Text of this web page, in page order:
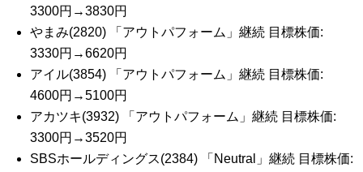
3300円→3830円
やまみ(2820) 「アウトパフォーム」継続 目標株価:
3330円→6620円
アイル(3854) 「アウトパフォーム」継続 目標株価:
4600円→5100円
アカツキ(3932) 「アウトパフォーム」継続 目標株価:
3300円→3520円
SBSホールディングス(2384) 「Neutral」継続 目標株価: